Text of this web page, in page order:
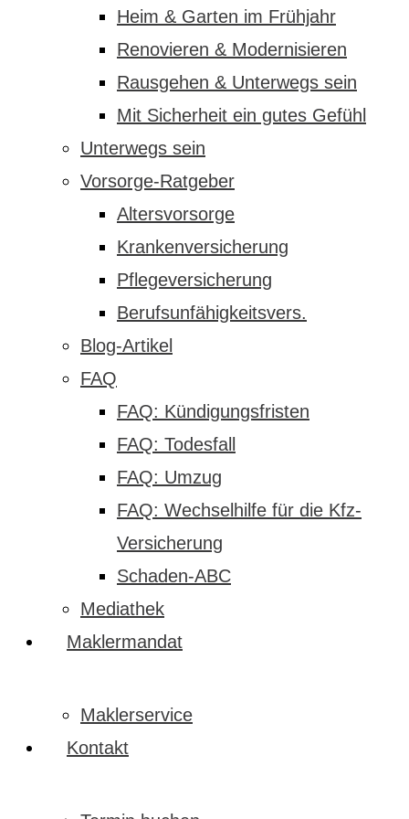
Heim & Garten im Frühjahr
Renovieren & Modernisieren
Rausgehen & Unterwegs sein
Mit Sicherheit ein gutes Gefühl
Unterwegs sein
Vorsorge-Ratgeber
Altersvorsorge
Krankenversicherung
Pflegeversicherung
Berufsunfähigkeitsvers.
Blog-Artikel
FAQ
FAQ: Kündigungsfristen
FAQ: Todesfall
FAQ: Umzug
FAQ: Wechselhilfe für die Kfz-
Versicherung
Schaden-ABC
Mediathek
Maklermandat
Maklerservice
Kontakt